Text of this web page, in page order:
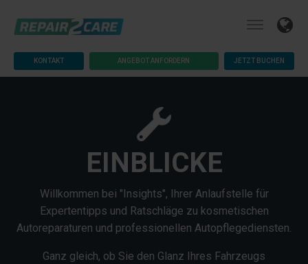
KONTAKT ANGEBOT ANFORDERN JETZT BUCHEN
EINBLICKE
Willkommen bei "Insights", Ihrer Anlaufstelle für
Expertentipps und Ratschläge zu kosmetischen
Autoreparaturen und professionellen Autopflegediensten.
Ganz gleich, ob Sie den Glanz Ihres Fahrzeugs